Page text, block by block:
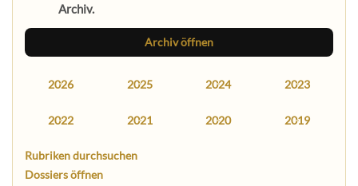
Archiv.
Archiv öffnen
2026 2025 2024 2023
2022 2021 2020 2019
Rubriken durchsuchen
Dossiers öffnen